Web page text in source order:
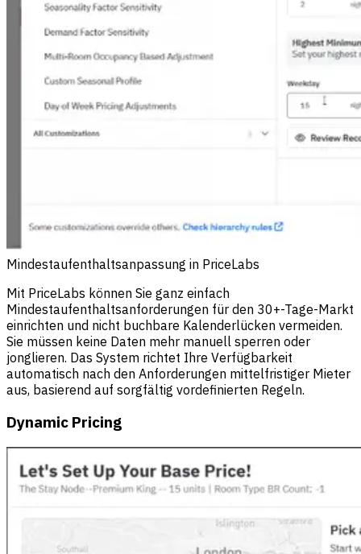
Mindestaufenthaltsanpassung in PriceLabs
Mit PriceLabs können Sie ganz einfach
Mindestaufenthaltsanforderungen für den 30+-Tage-Markt
einrichten und nicht buchbare Kalenderlücken vermeiden.
Sie müssen keine Daten mehr manuell sperren oder
jonglieren. Das System richtet Ihre Verfügbarkeit
automatisch nach den Anforderungen mittelfristiger Mieter
aus, basierend auf sorgfältig vordefinierten Regeln.
Dynamic Pricing